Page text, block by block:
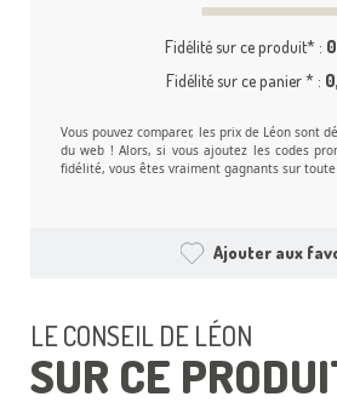
Fidélité sur ce produit* :
Fidélité sur ce panier * :
Vous pouvez comparer, les prix de Léon sont
du web ! Alors, si vous ajoutez les codes
fidélité, vous êtes vraiment gagnants sur
Ajouter aux
LE CONSEIL DE LÉON
SUR CE